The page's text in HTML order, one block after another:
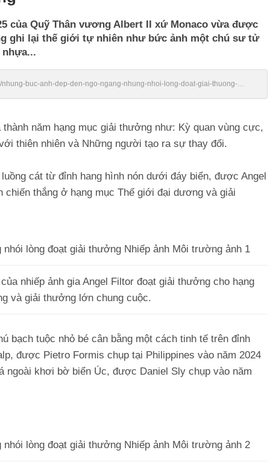
của Quỹ Thân vương Albert II xứ Monaco vừa được
ghi lại thế giới tự nhiên như bức ảnh một chú sư tử
nhung-buc-anh-dep-den-ngo-ngang-nhung-nhoi-long-doat-giai-thuong-
năm hạng mục giải thưởng như: Kỳ quan vùng cực,
thiên nhiên và Những người tạo ra sự thay đổi.
cát từ đỉnh hang hình nón dưới đáy biển, được Angel
chiến thắng ở hạng mục Thế giới đại dương và giải
nhiếp ảnh gia Angel Filtor đoạt giải thưởng cho hạng
và giải thưởng lớn chung cuộc.
bạch tuộc nhỏ bé cân bằng một cách tinh tế trên đỉnh
được Pietro Formis chụp tại Philippines vào năm 2024
ngoài khơi bờ biển Úc, được Daniel Sly chụp vào năm